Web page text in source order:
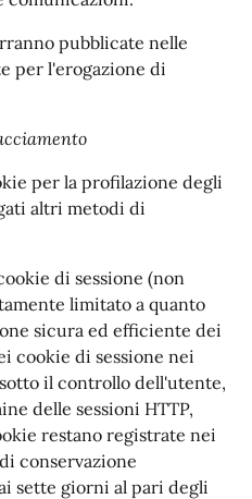
pubblicate nelle
per l'erogazione di
per la profilazione degli
altri metodi di
di sessione (non
limitato a quanto
sicura ed efficiente dei
cookie di sessione nei
il controllo dell'utente,
delle sessioni HTTP,
restano registrate nei
conservazione
sette giorni al pari degli